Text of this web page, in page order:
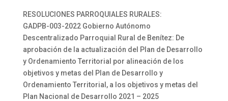
RESOLUCIONES PARROQUIALES RURALES:
GADPB-003-2022 Gobierno Autónomo
Descentralizado Parroquial Rural de Benítez: De
aprobación de la actualización del Plan de Desarrollo
y Ordenamiento Territorial por alineación de los
objetivos y metas del Plan de Desarrollo y
Ordenamiento Territorial, a los objetivos y metas del
Plan Nacional de Desarrollo 2021 – 2025